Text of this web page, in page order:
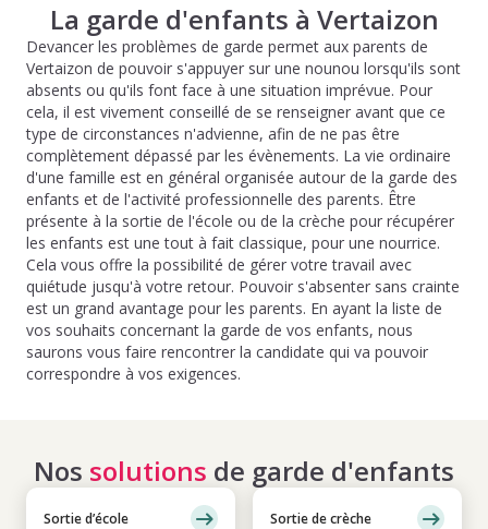
La garde d'enfants à Vertaizon
Devancer les problèmes de garde permet aux parents de
Vertaizon de pouvoir s'appuyer sur une nounou lorsqu'ils sont
absents ou qu'ils font face à une situation imprévue. Pour
cela, il est vivement conseillé de se renseigner avant que ce
type de circonstances n'advienne, afin de ne pas être
complètement dépassé par les évènements. La vie ordinaire
d'une famille est en général organisée autour de la garde des
enfants et de l'activité professionnelle des parents. Être
présente à la sortie de l'école ou de la crèche pour récupérer
les enfants est une tout à fait classique, pour une nourrice.
Cela vous offre la possibilité de gérer votre travail avec
quiétude jusqu'à votre retour. Pouvoir s'absenter sans crainte
est un grand avantage pour les parents. En ayant la liste de
vos souhaits concernant la garde de vos enfants, nous
saurons vous faire rencontrer la candidate qui va pouvoir
correspondre à vos exigences.
Nos solutions de garde d'enfants
Sortie d’école Sortie de crèche